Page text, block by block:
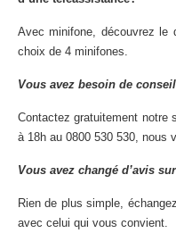
Avec minifone, découvrez le
choix de 4 minifones.
Vous avez besoin de
Contactez gratuitement notre
à 18h au 0800 530 530, nous
Vous avez changé d’avis
Rien de plus simple,
avec celui qui vous convient.